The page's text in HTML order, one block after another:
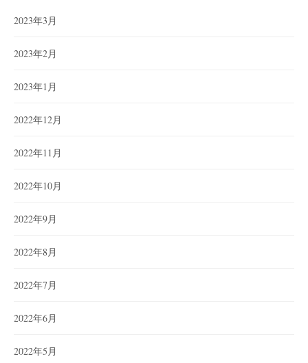
2023年3月
2023年2月
2023年1月
2022年12月
2022年11月
2022年10月
2022年9月
2022年8月
2022年7月
2022年6月
2022年5月